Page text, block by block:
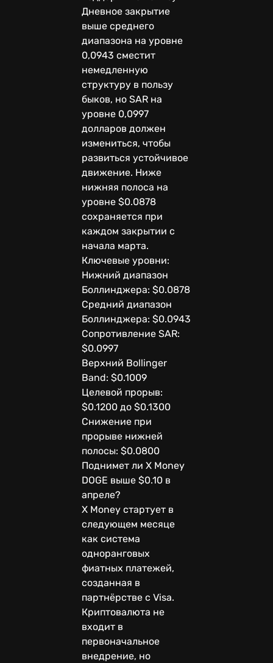
Дневное закрытие
выше среднего
диапазона на уровне
0,0943 сместит
немедленную
структуру в пользу
быков, но SAR на
уровне 0,0997
долларов должен
измениться, чтобы
развиться устойчивое
движение. Ниже
нижняя полоса на
уровне $0.0878
сохраняется при
каждом закрытии с
начала марта.
Ключевые уровни:
Нижний диапазон
Боллинджера: $0.0878
Средний диапазон
Боллинджера: $0.0943
Сопротивление SAR:
$0.0997
Верхний Bollinger
Band: $0.1009
Целевой прорыв:
$0.1200 до $0.1300
Снижение при
прорыве нижней
полосы: $0.0800
Поднимет ли X Money
DOGE выше $0.10 в
апреле?
X Money стартует в
следующем месяце
как система
одноранговых
фиатных платежей,
созданная в
партнёрстве с Visa.
Криптовалюта не
входит в
первоначальное
внедрение, но